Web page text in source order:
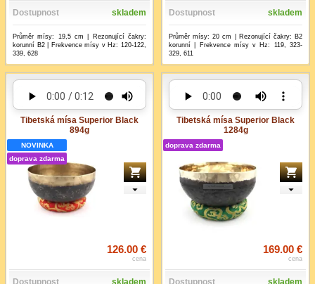
Dostupnost skladem
Průměr mísy: 19,5 cm | Rezonující čakry:
korunní B2 | Frekvence mísy v Hz: 120-122,
339, 628
Dostupnost skladem
Průměr mísy: 20 cm | Rezonující čakry: B2
korunní | Frekvence mísy v Hz: 119, 323-
329, 611
Tibetská mísa Superior Black
894g
NOVINKA
doprava zdarma
126.00 €
cena
Dostupnost skladem
Tibetská mísa Superior Black
1284g
doprava zdarma
169.00 €
cena
Dostupnost skladem